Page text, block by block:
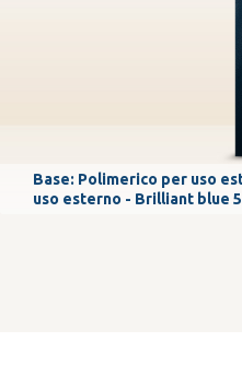
Base: Polimerico per uso
uso esterno - Brilliant blue